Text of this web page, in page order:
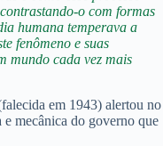
o com formas
humana temperava a
fenômeno e suas
mundo cada vez mais
em 1943) alertou no
mecânica do governo que